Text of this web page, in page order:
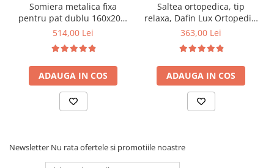
Somiera metalica fixa
pentru pat dublu 160x200,
6 picioare, 32 lamele lemn
saltea ferm, negru
514,00 Lei
ADAUGA IN COS
Saltea ortopedica, tip
relaxa, Dafin Lux Ortopedic,
90x200x21cm, fermitate
tip Bonell, fata vara-iarna,
sistem de aerisire cu
butoni, Salt Confort
363,00 Lei
ADAUGA IN COS
Newsletter Nu rata ofertele si promotiile noastre